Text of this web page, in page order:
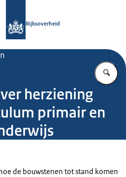
Rijksoverheid
herziening
primair en
de bouwstenen tot stand komen